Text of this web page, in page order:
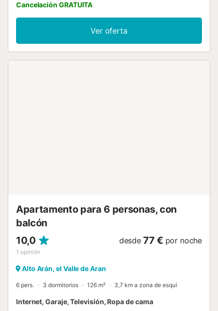
elección perfecta para el après-ski. Distribución Con
capacidad para tres personas, la vivienda cuenta con un
dormitorio principal con baño privado, un salón-comedor
con sofá cama, cocina abierta y acceso a un jardín
privado. Los techos de madera añaden calidez y encanto,
Cancelación GRATUITA
Ver oferta
Apartamento para 6 personas, con
balcón
10,0
1 opinión
desde 77 € por noche
Alto Arán, el Valle de Aran
6 pers. 3 dormitorios 126 m² 3,7 km a zona de esquí
Internet, Garaje, Televisión, Ropa de cama